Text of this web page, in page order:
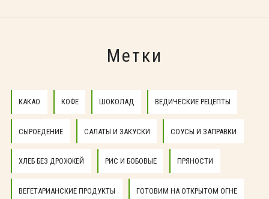
Метки
КАКАО КОФЕ ШОКОЛАД ВЕДИЧЕСКИЕ РЕЦЕПТЫ
СЫРОЕДЕНИЕ САЛАТЫ И ЗАКУСКИ СОУСЫ И ЗАПРАВКИ
ХЛЕБ БЕЗ ДРОЖЖЕЙ РИС И БОБОВЫЕ ПРЯНОСТИ
ВЕГЕТАРИАНСКИЕ ПРОДУКТЫ ГОТОВИМ НА ОТКРЫТОМ ОГНЕ